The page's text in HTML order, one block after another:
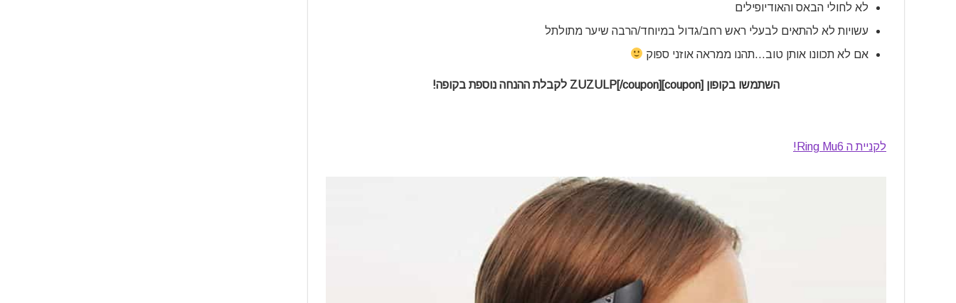
לא לחולי הבאס והאודיופילים
עשויות לא להתאים לבעלי ראש רחב/גדול במיוחד/הרבה שיער מתולתל
אם לא תכוונו אותן טוב…תהנו ממראה אוזני ספוק
השתמשו בקופון [coupon]ZUZULP[/coupon] לקבלת ההנחה נוספת בקופה!
לקניית ה Ring Mu6!